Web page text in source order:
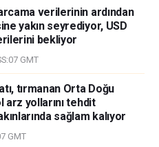
verilerinin ardından
yakın seyrediyor, USD
bekliyor
GMT
tırmanan Orta Doğu
yollarını tehdit
sağlam kalıyor
GMT